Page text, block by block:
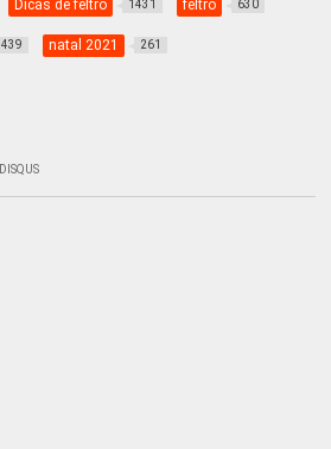
Dicas de feltro 1431 feltro 630
439 natal 2021 261
DISQUS